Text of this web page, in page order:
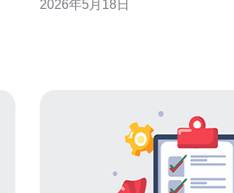
IP（Vietnamese native IP）不同
2026年5月18日